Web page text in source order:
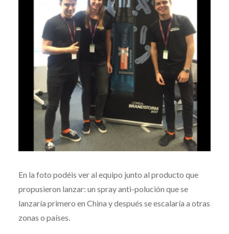
En la foto podéis ver al equipo junto al producto que
propusieron lanzar: un spray anti-polución que se
lanzaría primero en China y después se escalaría a otras
zonas o países.